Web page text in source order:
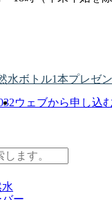
水ボトル1本プレゼン
ウェブから申し込